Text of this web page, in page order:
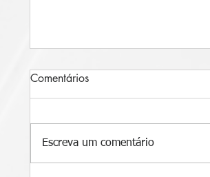
Comentários
Escreva um comentário